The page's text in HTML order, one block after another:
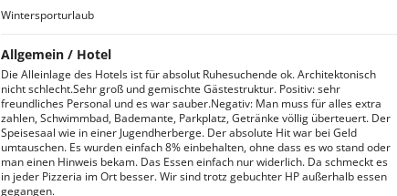
Wintersporturlaub
Allgemein / Hotel
Die Alleinlage des Hotels ist für absolut Ruhesuchende ok. Architektonisch
nicht schlecht.Sehr groß und gemischte Gästestruktur. Positiv: sehr
freundliches Personal und es war sauber.Negativ: Man muss für alles extra
zahlen, Schwimmbad, Bademante, Parkplatz, Getränke völlig überteuert. Der
Speisesaal wie in einer Jugendherberge. Der absolute Hit war bei Geld
umtauschen. Es wurden einfach 8% einbehalten, ohne dass es wo stand oder
man einen Hinweis bekam. Das Essen einfach nur widerlich. Da schmeckt es
in jeder Pizzeria im Ort besser. Wir sind trotz gebuchter HP außerhalb essen
gegangen.